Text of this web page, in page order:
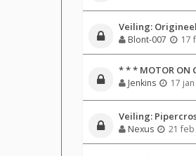
Veiling:
Blont-007 17
* * * MOTOR ON
Jenkins 17
Veiling:
Nexus 21 feb